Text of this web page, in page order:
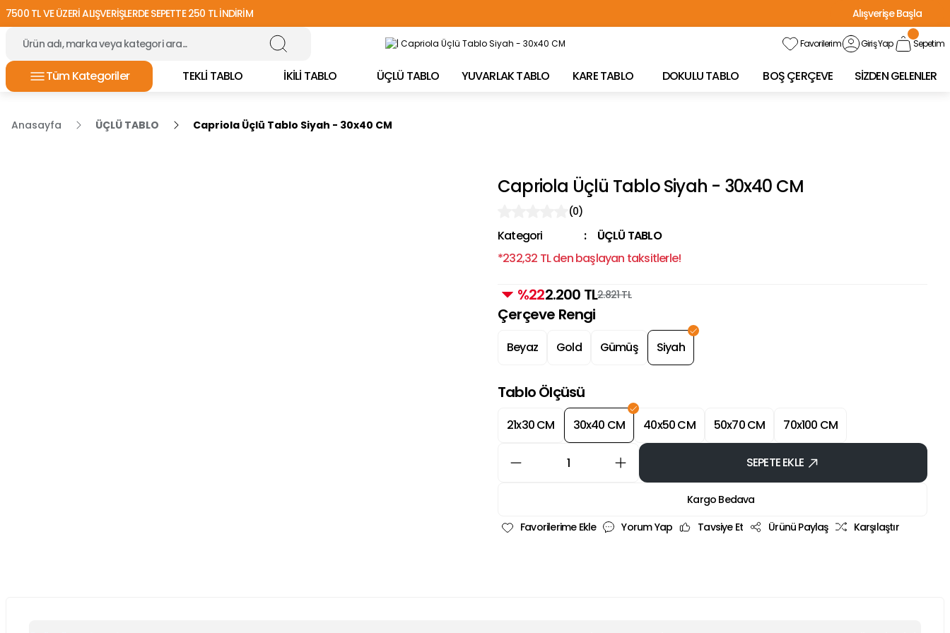
7500 TL VE ÜZERİ ALIŞVERİŞLERDE SEPETTE 250 TL İNDİRİM
Alışverişe Başla
TÜRKİYE'NİN HER YERİNE ÜCRETSİZ KARGO!
Favorilerim Giriş Yap Sepetim
Tüm Kategoriler TEKLİ TABLO İKİLİ TABLO ÜÇLÜ TABLO YUVARLAK TABLO KARE TABLO DOKULU TABLO BOŞ ÇERÇEVE SİZDEN GELENLER
Anasayfa ÜÇLÜ TABLO Capriola Üçlü Tablo Siyah - 30x40 CM
Capriola Üçlü Tablo Siyah - 30x40 CM
(0)
Kategori
ÜÇLÜ TABLO
*232,32 TL den başlayan taksitlerle!
%222.200 TL2.821 TL
Çerçeve Rengi
Beyaz Gold Gümüş Siyah
Tablo Ölçüsü
21x30 CM 30x40 CM 40x50 CM 50x70 CM 70x100 CM
SEPETE EKLE
Kargo Bedava
Yorum Yap
Tavsiye Et Ürünü Paylaş Karşılaştır